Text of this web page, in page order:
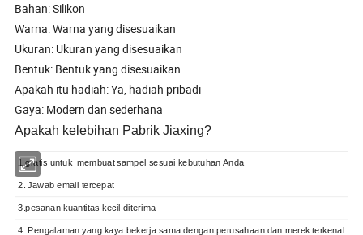
Bahan: Silikon
Warna: Warna yang disesuaikan
Ukuran: Ukuran yang disesuaikan
Bentuk: Bentuk yang disesuaikan
Apakah itu hadiah: Ya, hadiah pribadi
Gaya: Modern dan sederhana
Apakah kelebihan Pabrik Jiaxing?
1.gratis untuk membuat sampel sesuai kebutuhan Anda
2. Jawab email tercepat
3.pesanan kuantitas kecil diterima
4. Pengalaman yang kaya bekerja sama dengan perusahaan dan merek terkenal